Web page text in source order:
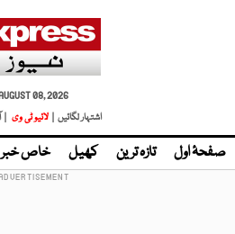
08, 2026
اشتہار لگائیں |
لائیو ٹی وی
صفحۂ اول تازہ ترین کھیل خاص